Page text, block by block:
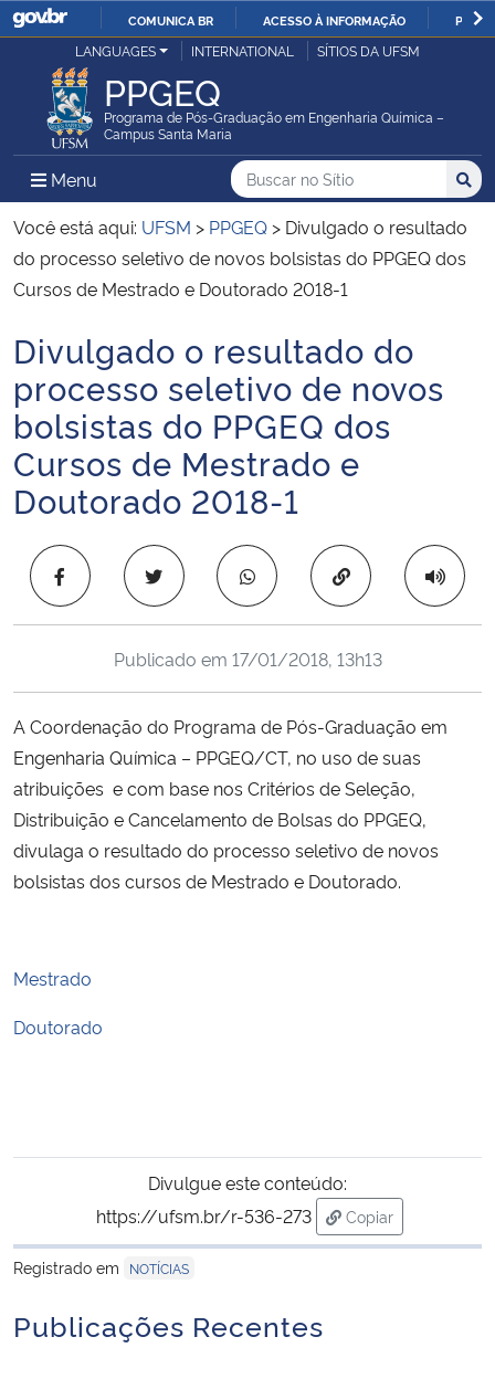
IR
O
COMUNICA BR ACESSO À INFORMAÇÃO
Ministério da Justiça e Segurança Pública
Ministério da Defesa
Ministério das Relações Exteriores
Ministério da Economia
Ministério da Infraestrutura
Ministério da Agricultura, Pecuária e Abastecimento
Ministério da Educação
Ministério da Cidadania
Ministério da Saúde
Ministério de Minas e Energia
Ministério da Ciência, Tecnologia, Inovações e Comunicações
Ministério do Meio Ambiente
Ministério do Desenvolvimento Regional
Ministério da Mulher, da Família e dos Direitos Humanos
Secretaria-Geral
Gabinete de Segurança Institucional
Advocacia-Geral da União
Banco Central do Brasil
Planalto
LANGUAGES INTERNATIONAL SÍTIOS DA UFSM
PPGEQ
Programa de Pós-Graduação em Engenharia Química –
Campus Santa Maria
Menu Menu Principal do Sítio
Busca
Buscar no no Sítio
Busca:
Você está aqui: UFSM > PPGEQ > Divulgado o resultado
do processo seletivo de novos bolsistas do PPGEQ dos
Cursos de Mestrado e Doutorado 2018-1
Início do conteúdo
Divulgado o resultado do
processo seletivo de novos
bolsistas do PPGEQ dos
Cursos de Mestrado e
Doutorado 2018-1
Copiar para área
Publicado em 17/01/2018, 13h13
A Coordenação do Programa de Pós-Graduação em
Engenharia Química – PPGEQ/CT, no uso de suas
atribuições e com base nos Critérios de Seleção,
Distribuição e Cancelamento de Bolsas do PPGEQ,
divulaga o resultado do processo seletivo de novos
bolsistas dos cursos de Mestrado e Doutorado.
Mestrado
Doutorado
Divulgue este conteúdo:
https://ufsm.br/r-536-273
Copiar
para área de
Registrado em
NOTÍCIAS
Publicações Recentes